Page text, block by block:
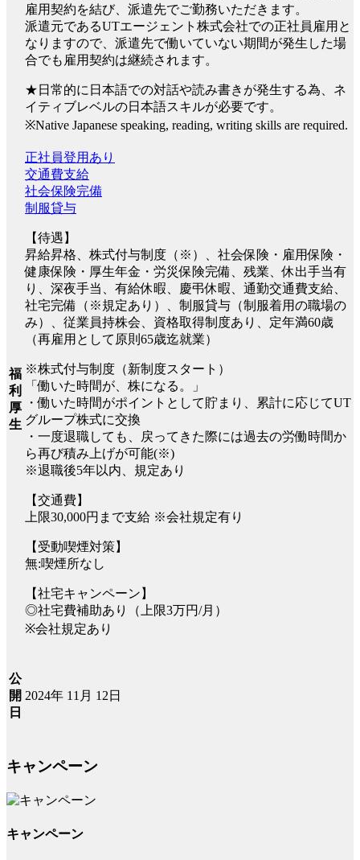
雇用契約を結び、派遣先でご勤務いただきます。
派遣元であるUTエージェント株式会社での正社員雇用と
なりますので、派遣先で働いていない期間が発生した場
合でも雇用契約は継続されます。
★日常的に日本語での対話や読み書きが発生する為、ネ
イティブレベルの日本語スキルが必要です。
※Native Japanese speaking, reading, writing skills are required.
福
利
厚
生
正社員登用あり
交通費支給
社会保険完備
制服貸与
【待遇】
昇給昇格、株式付与制度（※）、社会保険・雇用保険・
健康保険・厚生年金・労災保険完備、残業、休出手当有
り、深夜手当、有給休暇、慶弔休暇、通勤交通費支給、
社宅完備（※規定あり）、制服貸与（制服着用の職場の
み）、従業員持株会、資格取得制度あり、定年満60歳
（再雇用として原則65歳迄就業）
※株式付与制度（新制度スタート）
「働いた時間が、株になる。」
・働いた時間がポイントとして貯まり、累計に応じてUT
グループ株式に交換
・一度退職しても、戻ってきた際には過去の労働時間か
ら再び積み上げが可能(※)
※退職後5年以内、規定あり
【交通費】
上限30,000円まで支給 ※会社規定有り
【受動喫煙対策】
無:喫煙所なし
【社宅キャンペーン】
◎社宅費補助あり（上限3万円/月）
※会社規定あり
公
開
日
2024年 11月 12日
キャンペーン
キャンペーン